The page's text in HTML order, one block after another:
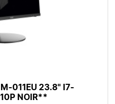
011EU 23.8" I7-
NOIR**